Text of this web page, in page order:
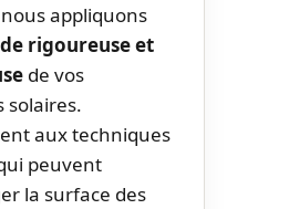
appliquons
rigoureuse et
de vos
solaires.
aux techniques
peuvent
la surface des